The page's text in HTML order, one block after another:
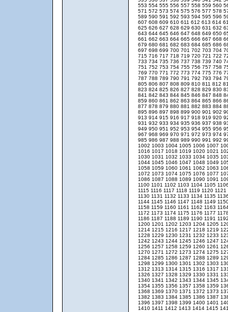
553 554 555 556 557 558 559 560
571 572 573 574 575 576 577 578
589 590 591 592 593 594 595 596
607 608 609 610 611 612 613 614
625 626 627 628 629 630 631 632
643 644 645 646 647 648 649 650
661 662 663 664 665 666 667 668
679 680 681 682 683 684 685 686
697 698 699 700 701 702 703 704
715 716 717 718 719 720 721 722
733 734 735 736 737 738 739 740
751 752 753 754 755 756 757 758
769 770 771 772 773 774 775 776
787 788 789 790 791 792 793 794
805 806 807 808 809 810 811 812
823 824 825 826 827 828 829 830
841 842 843 844 845 846 847 848
859 860 861 862 863 864 865 866
877 878 879 880 881 882 883 884
895 896 897 898 899 900 901 902
913 914 915 916 917 918 919 920
931 932 933 934 935 936 937 938
949 950 951 952 953 954 955 956
967 968 969 970 971 972 973 974
985 986 987 988 989 990 991 992
1002 1003 1004 1005 1006 1007
1016 1017 1018 1019 1020 1021
1030 1031 1032 1033 1034 1035
1044 1045 1046 1047 1048 1049
1058 1059 1060 1061 1062 1063
1072 1073 1074 1075 1076 1077
1086 1087 1088 1089 1090 1091
1100 1101 1102 1103 1104 1105
1115 1116 1117 1118 1119 1120 1121
1130 1131 1132 1133 1134 1135
1144 1145 1146 1147 1148 1149
1158 1159 1160 1161 1162 1163
1172 1173 1174 1175 1176 1177
1186 1187 1188 1189 1190 1191
1200 1201 1202 1203 1204 1205
1214 1215 1216 1217 1218 1219
1228 1229 1230 1231 1232 1233
1242 1243 1244 1245 1246 1247
1256 1257 1258 1259 1260 1261
1270 1271 1272 1273 1274 1275
1284 1285 1286 1287 1288 1289
1298 1299 1300 1301 1302 1303
1312 1313 1314 1315 1316 1317
1326 1327 1328 1329 1330 1331
1340 1341 1342 1343 1344 1345
1354 1355 1356 1357 1358 1359
1368 1369 1370 1371 1372 1373
1382 1383 1384 1385 1386 1387
1396 1397 1398 1399 1400 1401
1410 1411 1412 1413 1414 1415